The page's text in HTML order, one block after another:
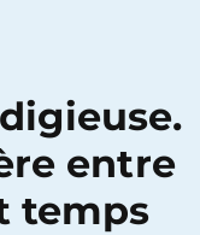
entre
temps